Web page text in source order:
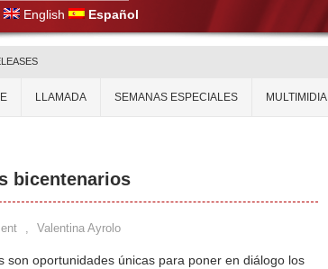
English Español
LLAMADA SEMANAS ESPECIALES MULTIMIDIA
bicentenarios
, Valentina Ayrolo
son oportunidades únicas para poner en diálogo los